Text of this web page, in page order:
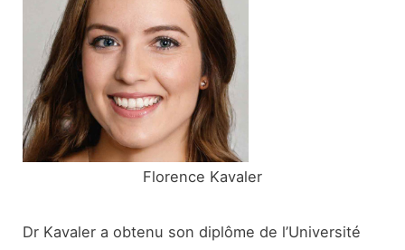
:
Florence Kavaler
Dr Kavaler a obtenu son diplôme de l’Université